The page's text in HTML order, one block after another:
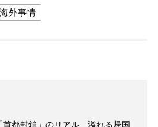
海外事情
首都封鎖」のリアル 溢れる帰国